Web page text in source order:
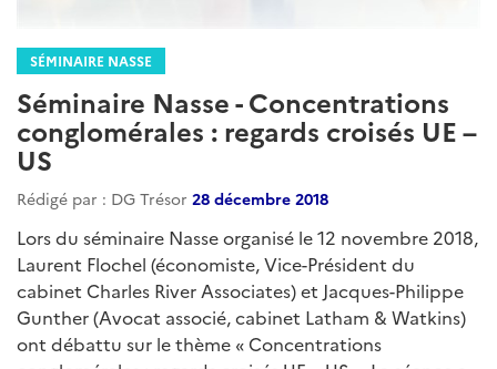
SÉMINAIRE NASSE
Séminaire Nasse - Concentrations
conglomérales : regards croisés UE –
US
Rédigé par : DG Trésor 28 décembre 2018
Lors du séminaire Nasse organisé le 12 novembre 2018,
Laurent Flochel (économiste, Vice-Président du
cabinet Charles River Associates) et Jacques-Philippe
Gunther (Avocat associé, cabinet Latham & Watkins)
ont débattu sur le thème « Concentrations